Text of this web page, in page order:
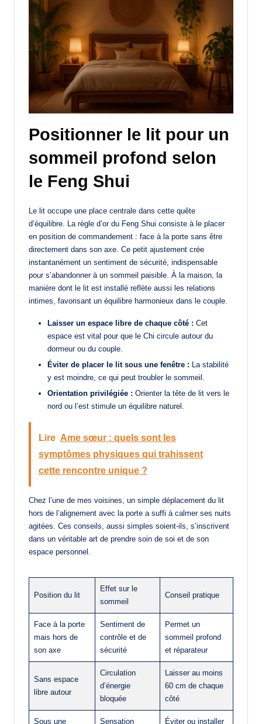
Positionner le lit pour un
sommeil profond selon
le Feng Shui
Le lit occupe une place centrale dans cette quête
d’équilibre. La règle d’or du Feng Shui consiste à le placer
en position de commandement : face à la porte sans être
directement dans son axe. Ce petit ajustement crée
instantanément un sentiment de sécurité, indispensable
pour s’abandonner à un sommeil paisible. À la maison, la
manière dont le lit est installé reflète aussi les relations
intimes, favorisant un équilibre harmonieux dans le couple.
Laisser un espace libre de chaque côté : Cet
espace est vital pour que le Chi circule autour du
dormeur ou du couple.
Éviter de placer le lit sous une fenêtre : La stabilité
y est moindre, ce qui peut troubler le sommeil.
Orientation privilégiée : Orienter la tête de lit vers le
nord ou l’est stimule un équilibre naturel.
Lire Ame sœur : quels sont les
symptômes physiques qui trahissent
cette rencontre unique ?
Chez l’une de mes voisines, un simple déplacement du lit
hors de l’alignement avec la porte a suffi à calmer ses nuits
agitées. Ces conseils, aussi simples soient-ils, s’inscrivent
dans un véritable art de prendre soin de soi et de son
espace personnel.
Position du lit
Effet sur le
sommeil
Conseil pratique
Face à la porte
mais hors de
son axe
Sentiment de
contrôle et de
sécurité
Permet un
sommeil profond
et réparateur
Sans espace
libre autour
Circulation
d’énergie
bloquée
Laisser au moins
60 cm de chaque
côté
Sous une Sensation Éviter ou installer